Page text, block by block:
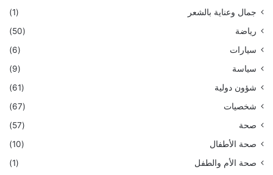
جمال وعناية بالشعر
(1)
رياضة
(50)
سيارات
(6)
سياسة
(9)
شؤون دولية
(61)
شخصيات
(67)
صحة
(57)
صحة الأطفال
(10)
صحة الأم والطفل
(1)